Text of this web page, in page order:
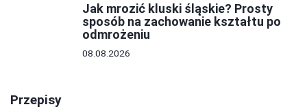
Jak mrozić kluski śląskie? Prosty
sposób na zachowanie kształtu po
odmrożeniu
08.08.2026
Przepisy